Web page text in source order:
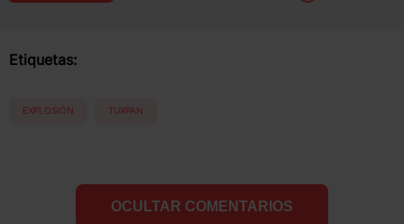
Etiquetas:
EXPLOSIÓN TUXPAN
OCULTAR COMENTARIOS